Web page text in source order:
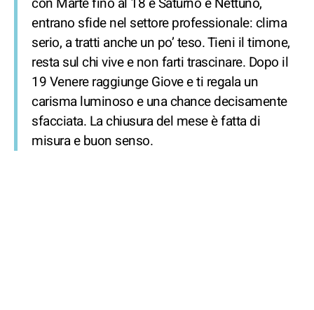
entrano sfide nel settore professionale: clima
serio, a tratti anche un po’ teso. Tieni il timone,
resta sul chi vive e non farti trascinare. Dopo il
19 Venere raggiunge Giove e ti regala un
carisma luminoso e una chance decisamente
sfacciata. La chiusura del mese è fatta di
misura e buon senso.